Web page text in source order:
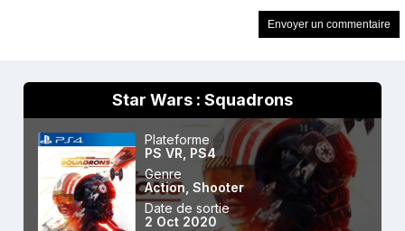
Star Wars : Squadrons
Plateforme
PS VR PS4
Genre
Action Shooter
Date de sortie
2 Oct 2020